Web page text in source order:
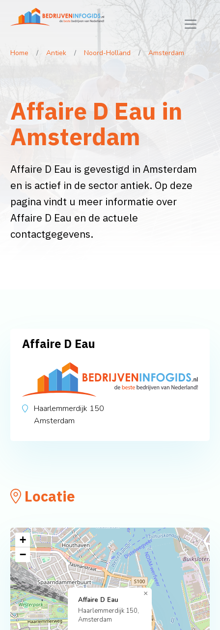
Home Antiek Noord-Holland Amsterdam
Affaire D Eau in
Amsterdam
Affaire D Eau is gevestigd in Amsterdam
en is actief in de sector antiek. Op deze
pagina vindt u meer informatie over
Affaire D Eau en de actuele
contactgegevens.
Affaire D Eau
Haarlemmerdijk 150
Amsterdam
Locatie
Affaire D Eau
Haarlemmerdijk 150,
Amsterdam
×
+
−